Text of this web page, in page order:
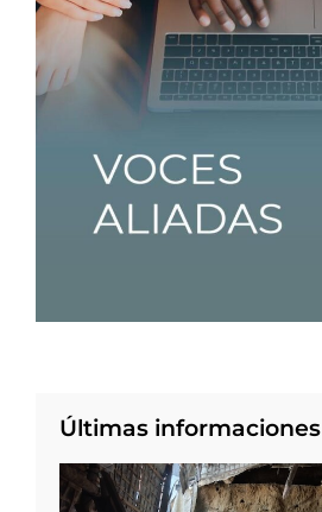
Últimas informaciones